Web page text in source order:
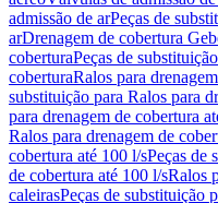
admissão de arPeças de
arDrenagem de cobertura
coberturaPeças de
coberturaRalos para
substituição para Ralos para
para drenagem de cobertura
Ralos para drenagem de
cobertura até 100 l/sPeças de
de cobertura até 100 l/sRalos
caleirasPeças de substituição